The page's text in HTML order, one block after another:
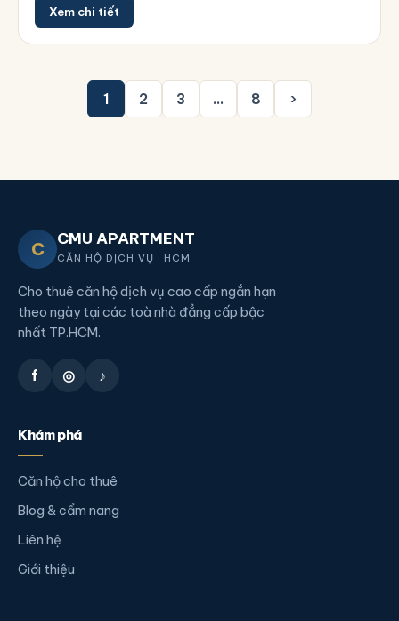
Xem chi tiết
1 2 3 … 8 ›
C CMU APARTMENT
CĂN HỘ DỊCH VỤ · HCM
Cho thuê căn hộ dịch vụ cao cấp ngắn hạn
theo ngày tại các toà nhà đẳng cấp bậc
nhất TP.HCM.
f ◎ ♪
Khám phá
Căn hộ cho thuê
Blog & cẩm nang
Liên hệ
Giới thiệu